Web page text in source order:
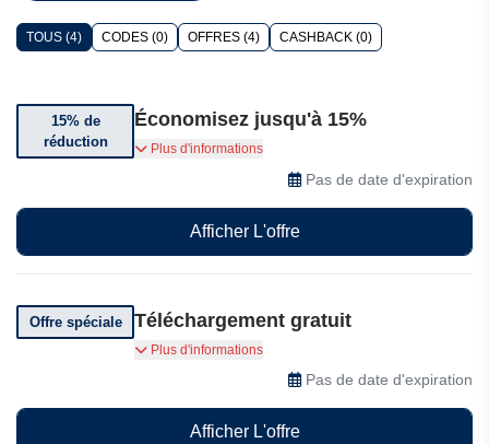
TOUS (4) CODES (0) OFFRES (4) CASHBACK (0)
15% de
réduction
Économisez jusqu'à 15%
Des remises sur volume sont disponibles pour
tous les logiciels à partir de 5 exemplaires
achetés. La remise sera appliquée
automatiquement dans la boutique en ligne. Si
vous êtes un établissement d'enseignement ou
une association à but non lucratif, vous pouvez
bénéficier d'une remise supplémentaire de 15%.
Plus d'informations
Pas de date d'expiration
Afficher L'offre
Offre spéciale Téléchargement gratuit
2BrightSparks vous offre le téléchargement
gratuit des utilitaires OnClick. Téléchargez tous
les utilitaires OnClick, y compris Patch OnClick
V1 et le programme d'installation du fichier
d'aide OnClick, dans un seul fichier Zip.
Plus d'informations
Pas de date d'expiration
Afficher L'offre